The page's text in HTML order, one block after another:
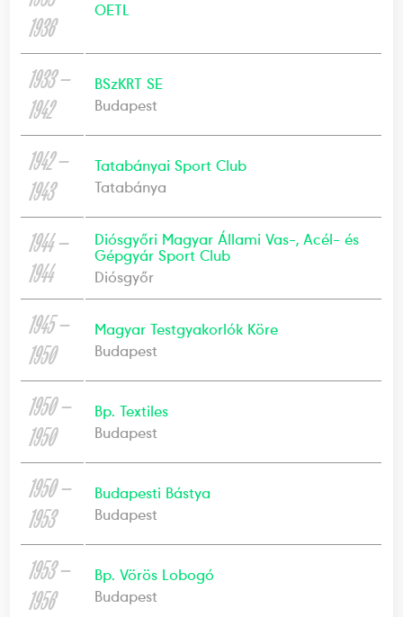
1936
OETL
1933 —
1942
BSzKRT SE
Budapest
1942 —
1943
Tatabányai Sport Club
Tatabánya
1944 —
1944
Diósgyőri Magyar Állami Vas-, Acél- és
Gépgyár Sport Club
Diósgyőr
1945 —
1950
Magyar Testgyakorlók Köre
Budapest
1950 —
1950
Bp. Textiles
Budapest
1950 —
1953
Budapesti Bástya
Budapest
1953 —
1956
Bp. Vörös Lobogó
Budapest